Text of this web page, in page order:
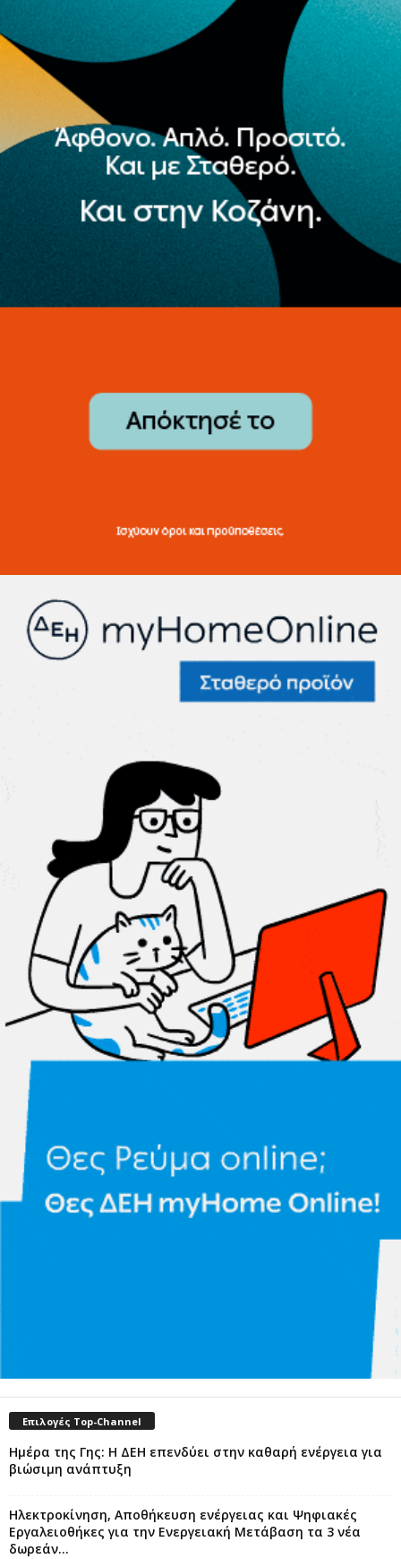
Επιλογές Top-Channel
Ημέρα της Γης: Η ΔΕΗ επενδύει στην καθαρή ενέργεια για
βιώσιμη ανάπτυξη
Ηλεκτροκίνηση, Αποθήκευση ενέργειας και Ψηφιακές
Εργαλειοθήκες για την Ενεργειακή Μετάβαση τα 3 νέα
δωρεάν...